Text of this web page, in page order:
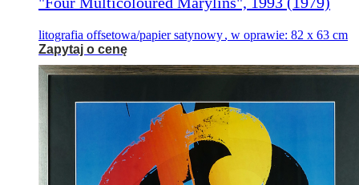
litografia offsetowa/papier satynowy, w oprawie: 82 x 63 cm
Zapytaj o cenę